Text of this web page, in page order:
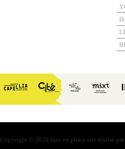
Copyright © 2026 Jazz en phase site réalisé par